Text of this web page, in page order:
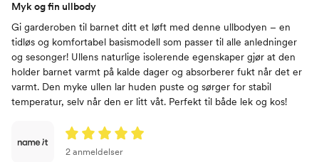
Myk og fin ullbody
Gi garderoben til barnet ditt et løft med denne ullbodyen – en
tidløs og komfortabel basismodell som passer til alle anledninger
og sesonger! Ullens naturlige isolerende egenskaper gjør at den
holder barnet varmt på kalde dager og absorberer fukt når det er
varmt. Den myke ullen lar huden puste og sørger for stabil
temperatur, selv når den er litt våt. Perfekt til både lek og kos!
2 anmeldelser